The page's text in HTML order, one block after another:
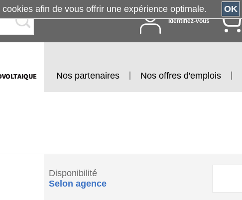
Identifiez-vous
Nos partenaires Nos offres d'emplois
Disponibilité
Selon agence
cookies afin de vous offrir une expérience optimale. OK